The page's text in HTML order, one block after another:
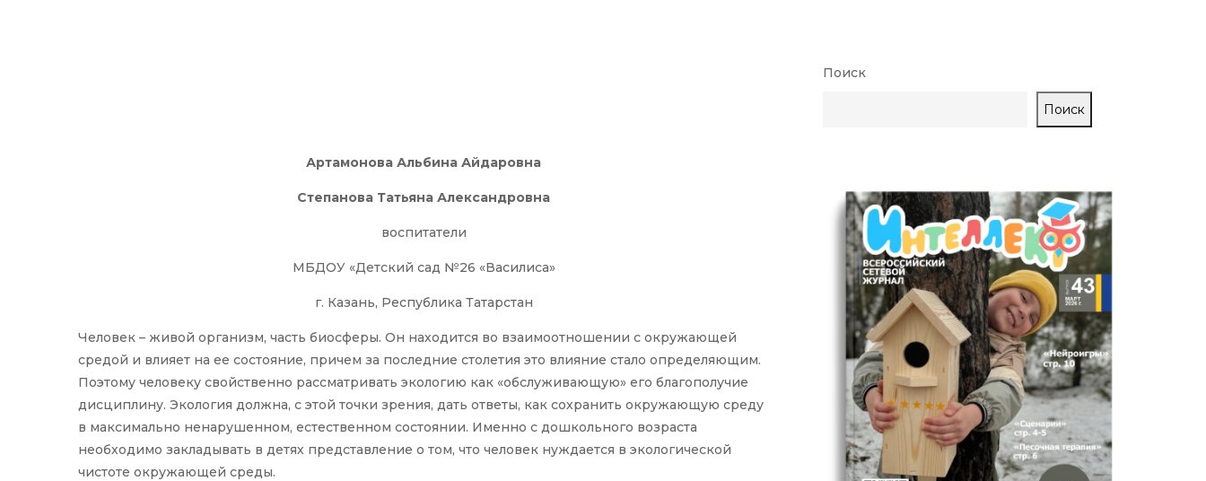
Артамонова Альбина Айдаровна
Степанова Татьяна Александровна
воспитатели
МБДОУ «Детский сад №26 «Василиса»
г. Казань, Республика Татарстан
Человек – живой организм, часть биосферы. Он находится во взаимоотношении с окружающей
средой и влияет на ее состояние, причем за последние столетия это влияние стало определяющим.
Поэтому человеку свойственно рассматривать экологию как «обслуживающую» его благополучие
дисциплину. Экология должна, с этой точки зрения, дать ответы, как сохранить окружающую среду
в максимально ненарушенном, естественном состоянии. Именно с дошкольного возраста
необходимо закладывать в детях представление о том, что человек нуждается в экологической
чистоте окружающей среды.
Поиск
Поиск